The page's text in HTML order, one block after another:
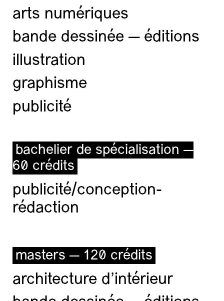
arts numériques
bande dessinée — éditions
illustration
graphisme
publicité
bachelier de spécialisation —
60 crédits
publicité/conception-
rédaction
masters — 120 crédits
architecture d’intérieur